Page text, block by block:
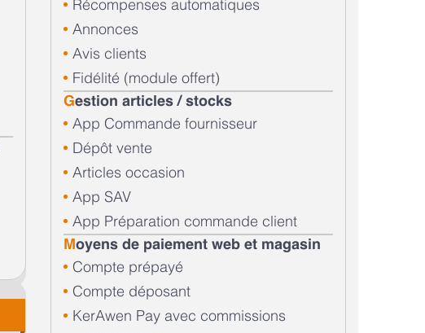
Récompenses automatiques
Annonces
Avis clients
Fidélité (module offert)
Gestion articles / stocks
App Commande fournisseur
Dépôt vente
Articles occasion
App SAV
App Préparation commande client
Moyens de paiement web et magasin
Compte prépayé
Compte déposant
KerAwen Pay avec commissions